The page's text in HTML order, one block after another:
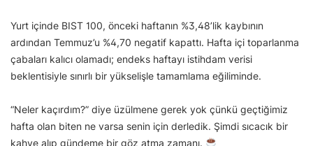
Yurt içinde BIST 100, önceki haftanın %3,48’lik kaybının
ardından Temmuz’u %4,70 negatif kapattı. Hafta içi toparlanma
çabaları kalıcı olamadı; endeks haftayı istihdam verisi
beklentisiyle sınırlı bir yükselişle tamamlama eğiliminde.
“Neler kaçırdım?” diye üzülmene gerek yok çünkü geçtiğimiz
hafta olan biten ne varsa senin için derledik. Şimdi sıcacık bir
kahve alıp gündeme bir göz atma zamanı.